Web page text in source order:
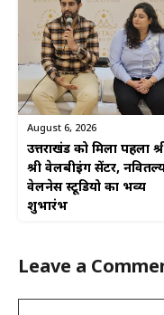
August 6, 2026
उत्तराखंड को मिला पहला
श्री वेलबीइंग सेंटर,
वेलनेस स्टूडियो का भव्य
शुभारंभ
Leave a